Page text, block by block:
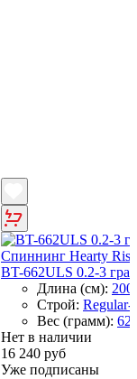
Спиннинг Hearty
BT-662ULS 0.2-3
Длина (см): 200
Строй: Regular-
Вес (грамм): 62
Нет в наличии
16 240 руб
Уже подписаны